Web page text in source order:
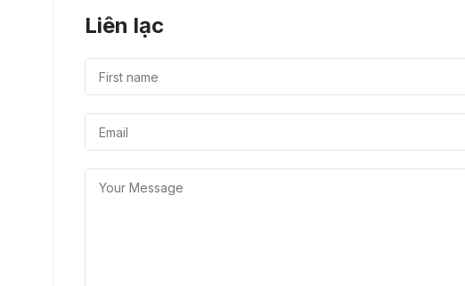
Liên lạc